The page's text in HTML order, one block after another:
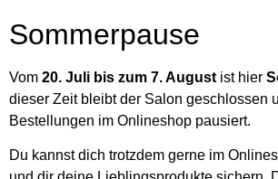
Sommerpause
Vom 20. Juli bis zum 7. August ist hier
dieser Zeit bleibt der Salon geschlossen
Bestellungen im Onlineshop pausiert.
Du kannst dich trotzdem gerne im